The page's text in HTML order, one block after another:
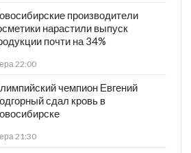
производители
нарастили выпуск
почти на 34%
22:00
чемпион Евгений
сдал кровь в
21:30